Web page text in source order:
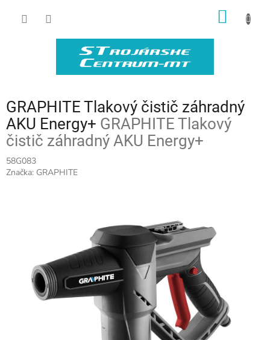
GRAPHITE Tlakový čistič záhradný
AKU Energy+ GRAPHITE Tlakový
čistič záhradný AKU Energy+
58G083
Značka: GRAPHITE